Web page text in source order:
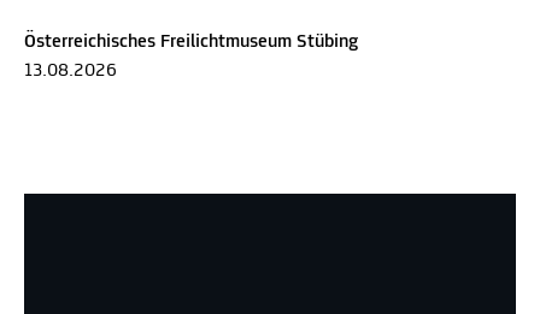
Österreichisches Freilichtmuseum Stübing
13.08.2026